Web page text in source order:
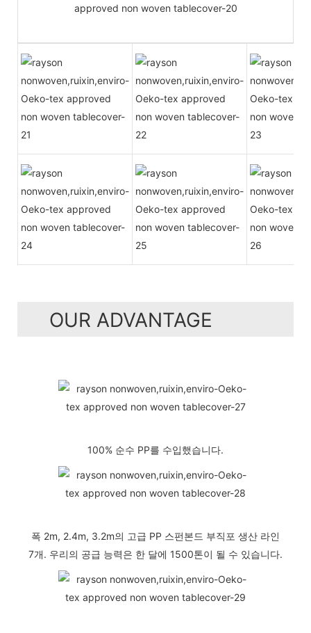
OUR ADVANTAGE
100% 순수 PP를 수입했습니다.
폭 2m, 2.4m, 3.2m의 고급 PP 스펀본드 부직포 생산 라인
7개. 우리의 공급 능력은 한 달에 1500톤이 될 수 있습니다.